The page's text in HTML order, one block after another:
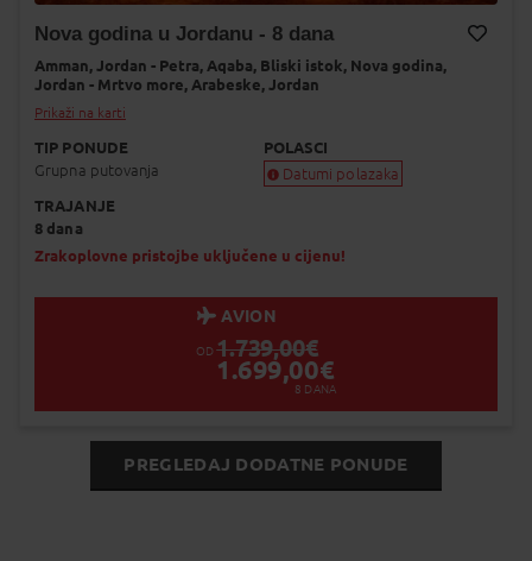
Nova godina u Jordanu - 8 dana
Dodaj na Moj odabir
Amman, Jordan - Petra, Aqaba, Bliski istok, Nova godina,
Jordan - Mrtvo more, Arabeske, Jordan
Prikaži na karti
TIP PONUDE
Grupna putovanja
POLASCI
Datumi polazaka
Popunjeno
TRAJANJE
8 dana
Zrakoplovne pristojbe uključene u cijenu!
AVION
OD 1.739,00€
1.699,00€
8 DANA
PREGLEDAJ DODATNE PONUDE